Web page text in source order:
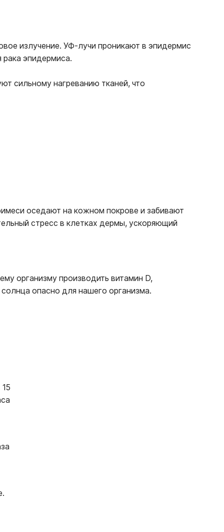
излучение. УФ-лучи проникают в эпидермис
эпидермиса.
сильному нагреванию тканей, что
оседают на кожном покрове и забивают
стресс в клетках дермы, ускоряющий
организму производить витамин D,
опасно для нашего организма.